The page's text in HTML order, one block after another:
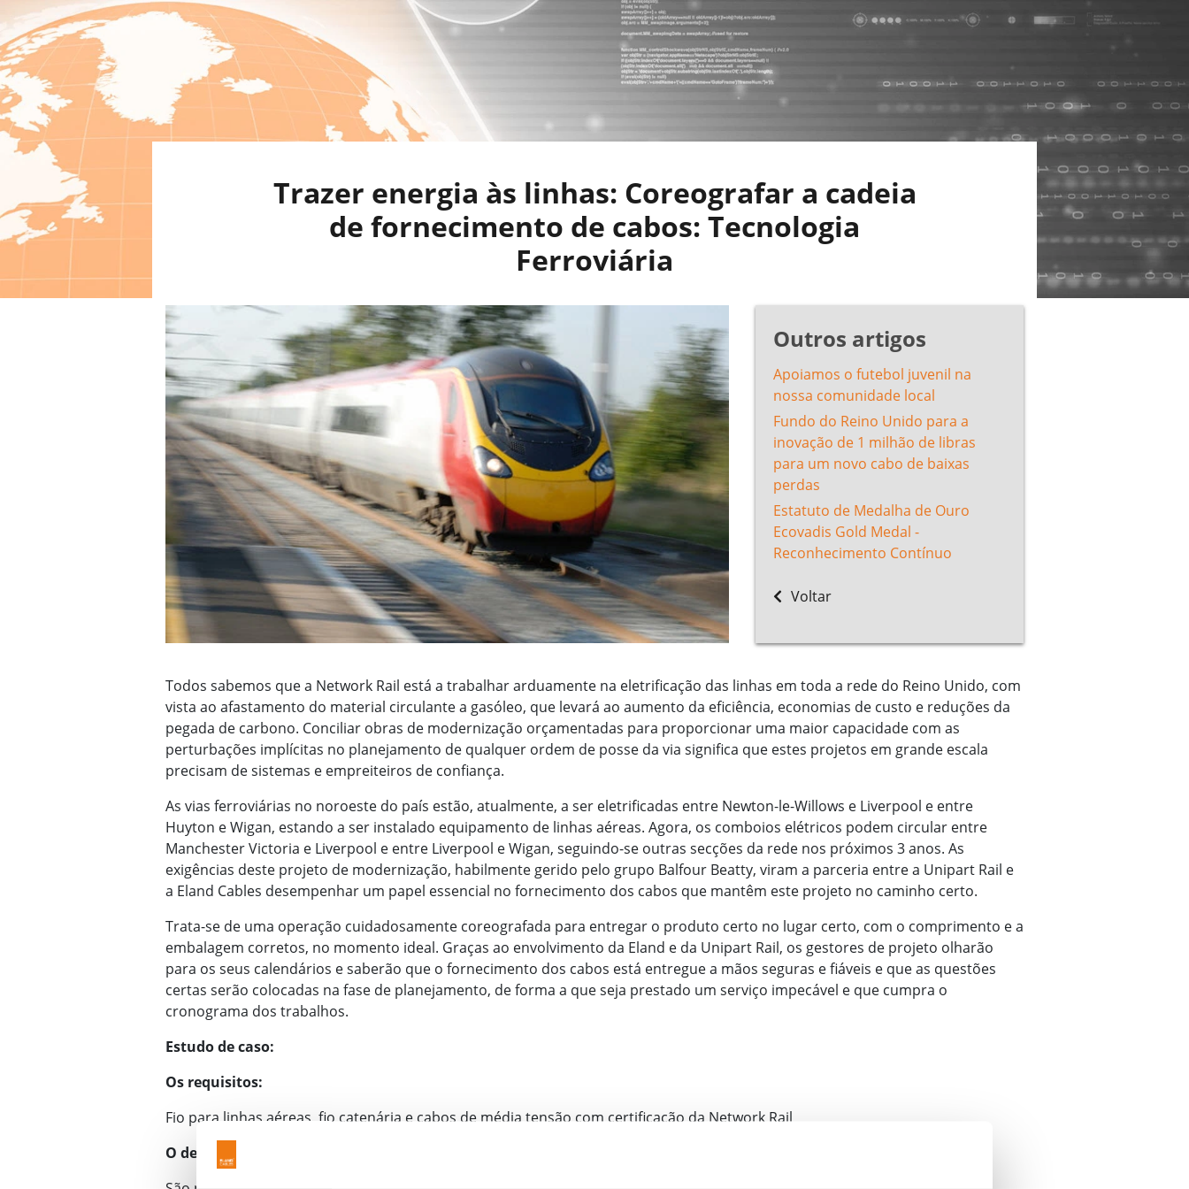
Trazer energia às linhas: Coreografar a cadeia
de fornecimento de cabos: Tecnologia
Ferroviária
Outros artigos
Apoiamos o futebol juvenil na
nossa comunidade local
Fundo do Reino Unido para a
inovação de 1 milhão de libras
para um novo cabo de baixas
perdas
Estatuto de Medalha de Ouro
Ecovadis Gold Medal -
Reconhecimento Contínuo
Voltar
Todos sabemos que a Network Rail está a trabalhar arduamente na eletrificação das linhas em toda a rede do Reino Unido, com
vista ao afastamento do material circulante a gasóleo, que levará ao aumento da eficiência, economias de custo e reduções da
pegada de carbono. Conciliar obras de modernização orçamentadas para proporcionar uma maior capacidade com as
perturbações implícitas no planejamento de qualquer ordem de posse da via significa que estes projetos em grande escala
precisam de sistemas e empreiteiros de confiança.
As vias ferroviárias no noroeste do país estão, atualmente, a ser eletrificadas entre Newton-le-Willows e Liverpool e entre
Huyton e Wigan, estando a ser instalado equipamento de linhas aéreas. Agora, os comboios elétricos podem circular entre
Manchester Victoria e Liverpool e entre Liverpool e Wigan, seguindo-se outras secções da rede nos próximos 3 anos. As
exigências deste projeto de modernização, habilmente gerido pelo grupo Balfour Beatty, viram a parceria entre a Unipart Rail e
a Eland Cables desempenhar um papel essencial no fornecimento dos cabos que mantêm este projeto no caminho certo.
Trata-se de uma operação cuidadosamente coreografada para entregar o produto certo no lugar certo, com o comprimento e a
embalagem corretos, no momento ideal. Graças ao envolvimento da Eland e da Unipart Rail, os gestores de projeto olharão
para os seus calendários e saberão que o fornecimento dos cabos está entregue a mãos seguras e fiáveis e que as questões
certas serão colocadas na fase de planejamento, de forma a que seja prestado um serviço impecável e que cumpra o
cronograma dos trabalhos.
Estudo de caso:
Os requisitos:
Fio para linhas aéreas, fio catenária e cabos de média tensão com certificação da Network Rail
O desafio: